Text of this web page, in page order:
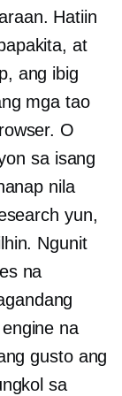
Hatiin
at
ang ibig
mga tao
O
sa isang
nila
yun,
Ngunit
na
na
gusto ang
sa